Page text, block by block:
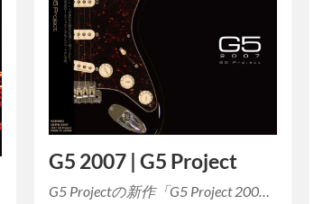
G5 2007 | G5 Project
G5 Projectの新作「G5 Project 200…